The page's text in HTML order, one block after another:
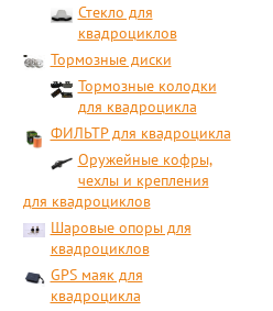
Стекло для
квадроциклов
Тормозные диски
Тормозные колодки
для квадроцикла
ФИЛЬТР для квадроцикла
Оружейные кофры,
чехлы и крепления
для квадроциклов
Шаровые опоры для
квадроциклов
GPS маяк для
квадроцикла